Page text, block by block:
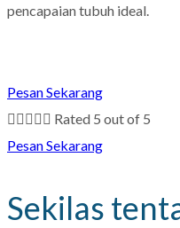
pencapaian tubuh ideal.
Pesan Sekarang
 Rated 5 out of 5
Pesan Sekarang
Sekilas